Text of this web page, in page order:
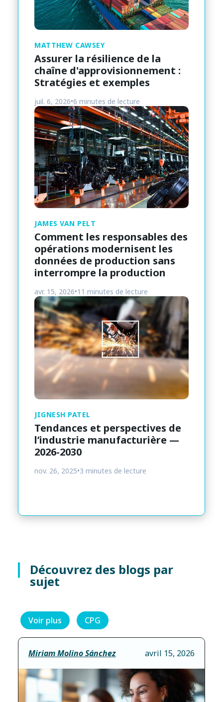
MATTHEW CAWSEY
Assurer la résilience de la
chaîne d'approvisionnement :
Stratégies et exemples
juil. 6, 2026•6 minutes de lecture
JAMES VAN PELT
Comment les responsables des
opérations modernisent les
données de production sans
interrompre la production
avr. 15, 2026•11 minutes de lecture
JIGNESH PATEL
Tendances et perspectives de
l’industrie manufacturière —
2026-2030
nov. 26, 2025•3 minutes de lecture
Découvrez des blogs par
sujet
Voir plus CPG
Miriam Molino Sánchez avril 15, 2026